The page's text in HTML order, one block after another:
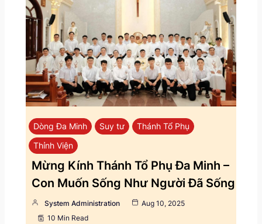
Dòng Đa Minh Suy tư
Thánh Tổ Phụ
Thỉnh Viện
Mừng Kính Thánh Tổ Phụ Đa Minh –
Con Muốn Sống Như Người Đã Sống
System Administration
Aug 10, 2025
10 Min Read